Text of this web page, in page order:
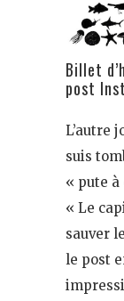
Billet
post
L’autre
suis
« pute à
« Le
sauver
le post